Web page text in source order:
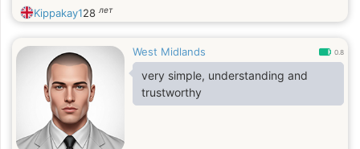
Kippakay128 лет
West Midlands 0.8
very simple, understanding and
trustworthy